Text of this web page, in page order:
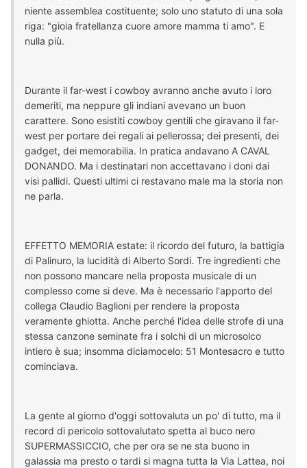
niente assemblea costituente; solo uno statuto di una sola
riga: "gioia fratellanza cuore amore mamma ti amo". E
nulla più.
Durante il far-west i cowboy avranno anche avuto i loro
demeriti, ma neppure gli indiani avevano un buon
carattere. Sono esistiti cowboy gentili che giravano il far-
west per portare dei regali ai pellerossa; dei presenti, dei
gadget, dei memorabilia. In pratica andavano A CAVAL
DONANDO. Ma i destinatari non accettavano i doni dai
visi pallidi. Questi ultimi ci restavano male ma la storia non
ne parla.
EFFETTO MEMORIA estate: il ricordo del futuro, la battigia
di Palinuro, la lucidità di Alberto Sordi. Tre ingredienti che
non possono mancare nella proposta musicale di un
complesso come si deve. Ma è necessario l'apporto del
collega Claudio Baglioni per rendere la proposta
veramente ghiotta. Anche perché l'idea delle strofe di una
stessa canzone seminate fra i solchi di un microsolco
intiero è sua; insomma diciamocelo: 51 Montesacro e tutto
cominciava.
La gente al giorno d'oggi sottovaluta un po' di tutto, ma il
record di pericolo sottovalutato spetta al buco nero
SUPERMASSICCIO, che per ora se ne sta buono in
galassia ma presto o tardi si magna tutta la Via Lattea, noi